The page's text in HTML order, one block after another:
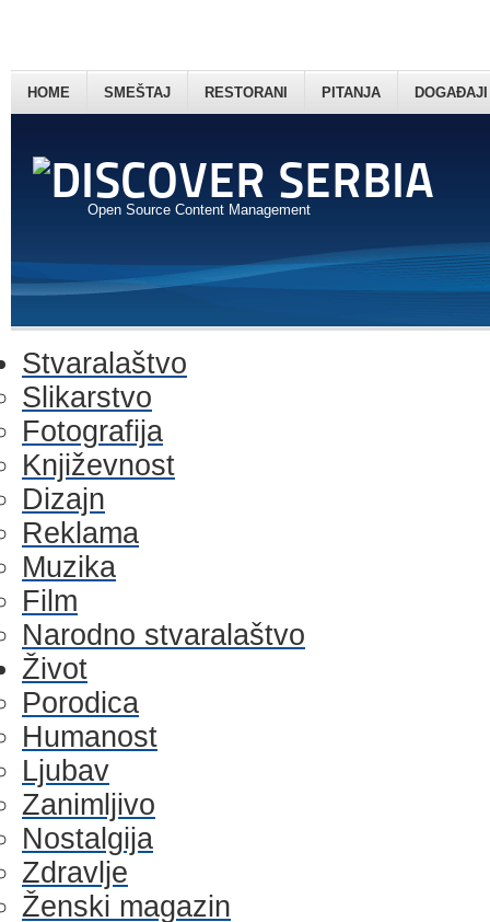
Open Source Content Management
HOME SMEŠTAJ RESTORANI PITANJA DOGAĐAJI
Stvaralaštvo
Slikarstvo
Fotografija
Književnost
Dizajn
Reklama
Muzika
Film
Narodno stvaralaštvo
Život
Porodica
Humanost
Ljubav
Zanimljivo
Nostalgija
Zdravlje
Ženski magazin